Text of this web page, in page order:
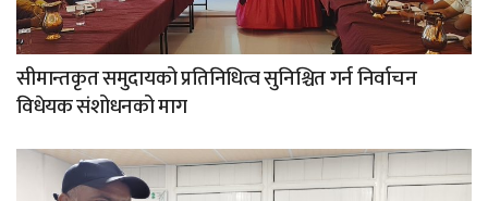
सीमान्तकृत समुदायको प्रतिनिधित्व सुनिश्चित गर्न निर्वाचन
विधेयक संशोधनको माग